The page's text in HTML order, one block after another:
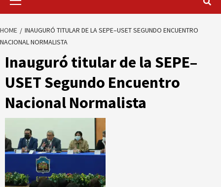
HOME
INAUGURÓ TITULAR DE LA SEPE–USET SEGUNDO ENCUENTRO
NACIONAL NORMALISTA
Inauguró titular de la SEPE–
USET Segundo Encuentro
Nacional Normalista